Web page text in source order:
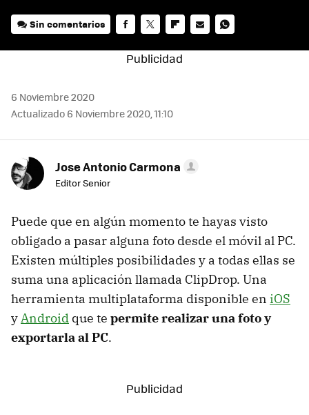
Sin comentarios
6 Noviembre 2020
Actualizado 6 Noviembre 2020, 11:10
Jose Antonio Carmona
Editor Senior
Puede que en algún momento te hayas visto
obligado a pasar alguna foto desde el móvil al PC.
Existen múltiples posibilidades y a todas ellas se
suma una aplicación llamada ClipDrop. Una
herramienta multiplataforma disponible en iOS
yAndroid que te permite realizar una foto y
exportarla al PC.